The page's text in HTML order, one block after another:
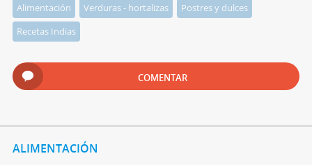
Alimentación Verduras - hortalizas
Postres y dulces
Recetas Indias
COMENTAR
ALIMENTACIÓN